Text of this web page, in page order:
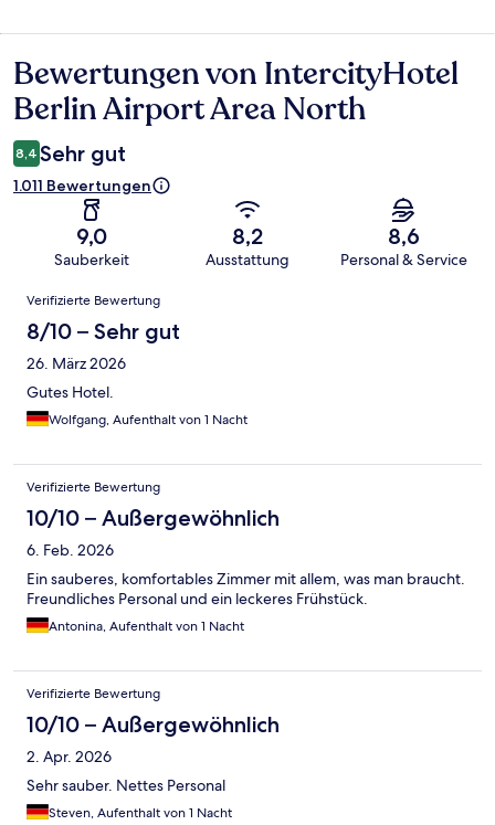
Bewertungen
Bewertungen von IntercityHotel
Berlin Airport Area North
8,4 Sehr gut
1.011 Bewertungen
9,0
Sauberkeit
8,2
Ausstattung
8,6
Personal & Service
Bewertungen
Verifizierte Bewertung
8/10 – Sehr gut
26. März 2026
Gutes Hotel.
Wolfgang, Aufenthalt von 1 Nacht
Verifizierte Bewertung
10/10 – Außergewöhnlich
6. Feb. 2026
Ein sauberes, komfortables Zimmer mit allem, was man braucht.
Freundliches Personal und ein leckeres Frühstück.
Antonina, Aufenthalt von 1 Nacht
Verifizierte Bewertung
10/10 – Außergewöhnlich
2. Apr. 2026
Sehr sauber. Nettes Personal
Steven, Aufenthalt von 1 Nacht